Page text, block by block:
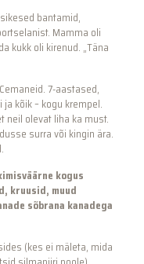
bantamid,
Mamma oli
kukk oli kirenud. „Täna
7-aastased,
kõik – kogu krempel.
neil olevat liha ka must.
surra või kingin ära.
kogus
kruusid, muud
sõbrana kanadega
(kes ei mäleta, mida